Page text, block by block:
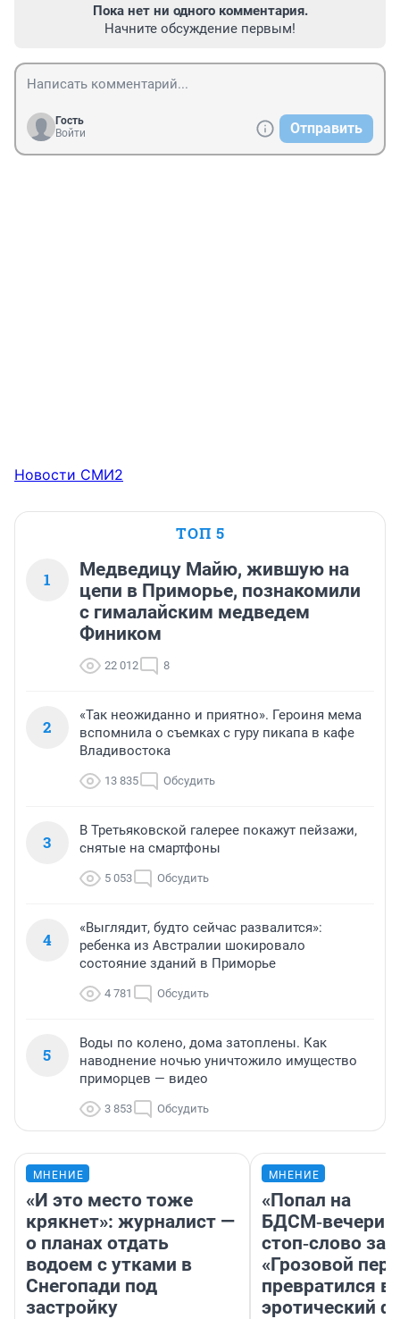
Пока нет ни одного комментария.
Начните обсуждение первым!
Гость
Войти
Отправить
Новости СМИ2
ТОП 5
1
Медведицу Майю, жившую на
цепи в Приморье, познакомили
с гималайским медведем
Фиником
22 012 8
2
«Так неожиданно и приятно». Героиня мема
вспомнила о съемках с гуру пикапа в кафе
Владивостока
13 835 Обсудить
3
В Третьяковской галерее покажут пейзажи,
снятые на смартфоны
5 053 Обсудить
4
«Выглядит, будто сейчас развалится»:
ребенка из Австралии шокировало
состояние зданий в Приморье
4 781 Обсудить
5
Воды по колено, дома затоплены. Как
наводнение ночью уничтожило имущество
приморцев — видео
3 853 Обсудить
МНЕНИЕ
«И это место тоже
крякнет»: журналист —
о планах отдать
водоем с утками в
Снегопади под
застройку
МНЕНИЕ
«Попал на
стоп‑слово
«Грозовой
превратился в
эротический